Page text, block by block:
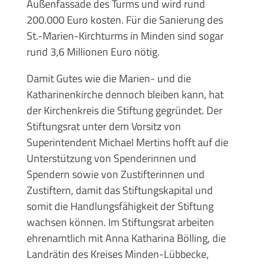
Außenfassade des Turms und wird rund
200.000 Euro kosten. Für die Sanierung des
St.-Marien-Kirchturms in Minden sind sogar
rund 3,6 Millionen Euro nötig.
Damit Gutes wie die Marien- und die
Katharinenkirche dennoch bleiben kann, hat
der Kirchenkreis die Stiftung gegründet. Der
Stiftungsrat unter dem Vorsitz von
Superintendent Michael Mertins hofft auf die
Unterstützung von Spenderinnen und
Spendern sowie von Zustifterinnen und
Zustiftern, damit das Stiftungskapital und
somit die Handlungsfähigkeit der Stiftung
wachsen können. Im Stiftungsrat arbeiten
ehrenamtlich mit Anna Katharina Bölling, die
Landrätin des Kreises Minden-Lübbecke,